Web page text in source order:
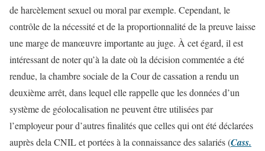
de harcèlement sexuel ou moral par exemple. Cependant, le
contrôle de la nécessité et de la proportionnalité de la preuve laisse
une marge de manœuvre importante au juge. À cet égard, il est
intéressant de noter qu’à la date où la décision commentée a été
rendue, la chambre sociale de la Cour de cassation a rendu un
deuxième arrêt, dans lequel elle rappelle que les données d’un
système de géolocalisation ne peuvent être utilisées par
l’employeur pour d’autres finalités que celles qui ont été déclarées
auprès dela CNIL et portées à la connaissance des salariés (Cass.